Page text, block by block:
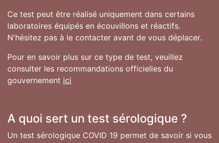
Ce test peut être réalisé uniquement dans certains
laboratoires équipés en écouvillons et réactifs.
N'hésitez pas à le contacter avant de vous déplacer.
Pour en savoir plus sur ce type de test, veuillez
consulter les recommandations officielles du
gouvernement ici
A quoi sert un test sérologique ?
Un test sérologique COVID 19 permet de savoir si vous